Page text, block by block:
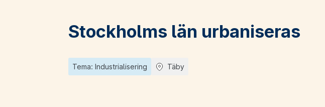
Stockholms län urbaniseras
Tema: Industrialisering Täby